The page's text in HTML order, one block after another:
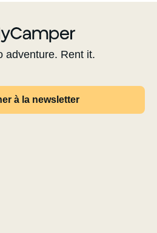
adventure. Rent it.
à la newsletter